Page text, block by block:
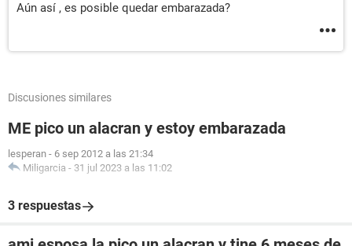
Aún así , es posible quedar embarazada?
Discusiones similares
ME pico un alacran y estoy embarazada
lesperan - 6 sep 2012 a las 21:34
Miligarcia - 31 jul 2023 a las 11:02
3 respuestas